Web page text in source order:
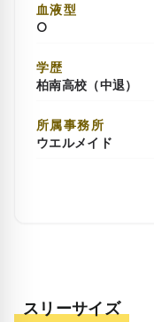
血液型
O
学歴
柏南高校（中退）
所属事務所
ウエルメイド
スリーサイズ